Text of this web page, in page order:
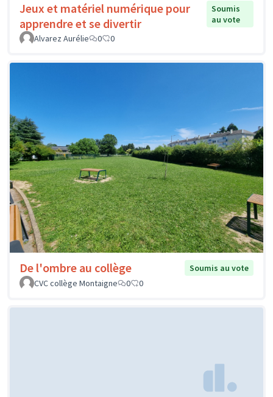
Jeux et matériel numérique pour
apprendre et se divertir
Soumis
au vote
Alvarez Aurélie
0 0
De l'ombre au collège
Soumis au vote
CVC collège Montaigne
0 0